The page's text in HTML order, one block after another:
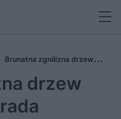
Brunatna zgnilizna drzew
drzew